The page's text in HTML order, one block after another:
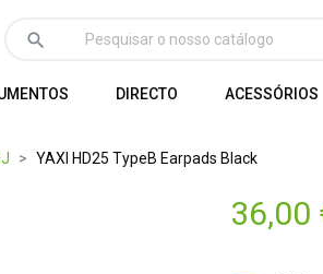
search
DIRECTO ACESSÓRIOS
YAXI HD25 TypeB Earpads Black
36,00